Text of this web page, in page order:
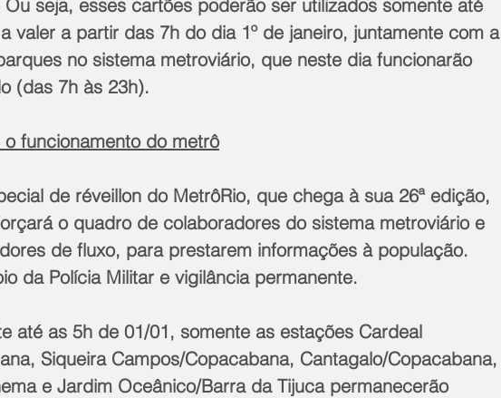
seja, esses cartões poderão ser utilizados somente até
valer a partir das 7h do dia 1º de janeiro, juntamente com a
no sistema metroviário, que neste dia funcionarão
(das 7h às 23h).
funcionamento do metrô
de réveillon do MetrôRio, que chega à sua 26ª edição,
o quadro de colaboradores do sistema metroviário e
de fluxo, para prestarem informações à população.
da Polícia Militar e vigilância permanente.
até as 5h de 01/01, somente as estações Cardeal
Siqueira Campos/Copacabana, Cantagalo/Copacabana,
e Jardim Oceânico/Barra da Tijuca permanecerão